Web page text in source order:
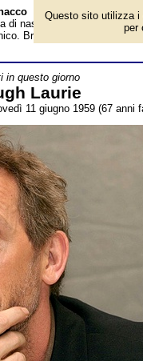
di nascita, età, dove è
Breve biografia. Voce
in questo giorno
Laurie
11 giugno 1959 (67 anni
Questo sito utilizza i
per